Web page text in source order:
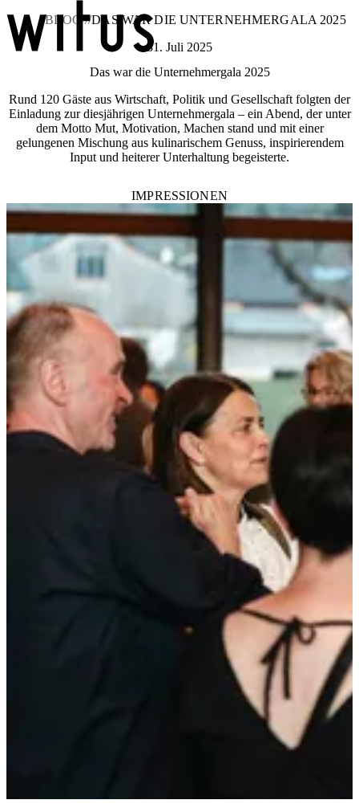
Projekte
Mitglieder
Service
KEM witus
BLOG //DAS WAR DIE UNTERNEHMERGALA 2025
31. Juli 2025
Das war die Unternehmergala 2025
Rund 120 Gäste aus Wirtschaft, Politik und Gesellschaft folgten der
Einladung zur diesjährigen Unternehmergala – ein Abend, der unter
dem Motto Mut, Motivation, Machen stand und mit einer
gelungenen Mischung aus kulinarischem Genuss, inspirierendem
Input und heiterer Unterhaltung begeisterte.
IMPRESSIONEN